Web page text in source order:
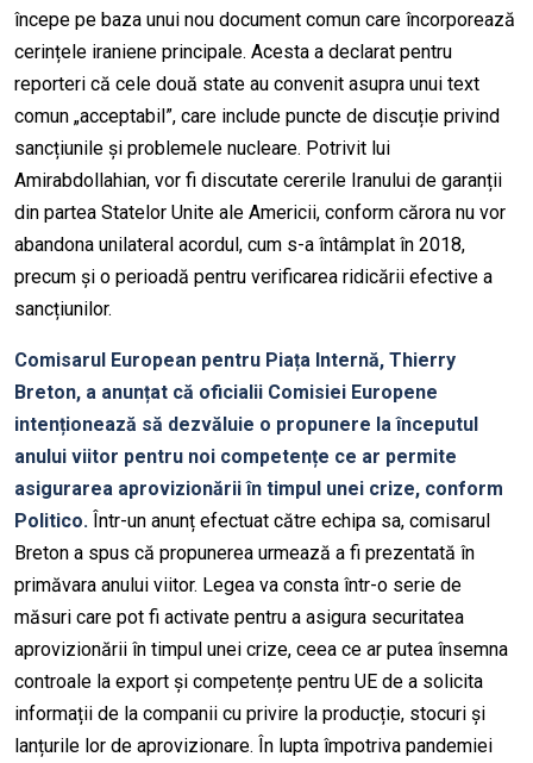
începe pe baza unui nou document comun care încorporează
cerințele iraniene principale. Acesta a declarat pentru
reporteri că cele două state au convenit asupra unui text
comun „acceptabil”, care include puncte de discuție privind
sancțiunile și problemele nucleare. Potrivit lui
Amirabdollahian, vor fi discutate cererile Iranului de garanții
din partea Statelor Unite ale Americii, conform cărora nu vor
abandona unilateral acordul, cum s-a întâmplat în 2018,
precum și o perioadă pentru verificarea ridicării efective a
sancțiunilor.
Comisarul European pentru Piața Internă, Thierry
Breton, a anunțat că oficialii Comisiei Europene
intenționează să dezvăluie o propunere la începutul
anului viitor pentru noi competențe ce ar permite
asigurarea aprovizionării în timpul unei crize, conform
Politico. Într-un anunț efectuat către echipa sa, comisarul
Breton a spus că propunerea urmează a fi prezentată în
primăvara anului viitor. Legea va consta într-o serie de
măsuri care pot fi activate pentru a asigura securitatea
aprovizionării în timpul unei crize, ceea ce ar putea însemna
controale la export și competențe pentru UE de a solicita
informații de la companii cu privire la producție, stocuri și
lanțurile lor de aprovizionare. În lupta împotriva pandemiei